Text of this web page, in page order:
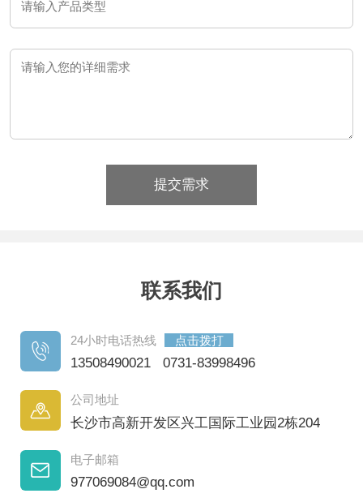
提交需求
联系我们
24小时电话热线 点击拨打
13508490021 0731-83998496
公司地址
长沙市高新开发区兴工国际工业园2栋204
电子邮箱
977069084@qq.com